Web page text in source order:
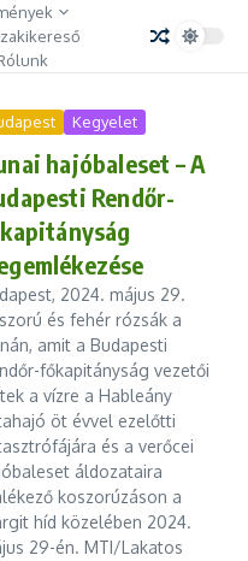
Kegyelet
hajóbaleset – A
Rendőr-
2024. május 29.
és fehér rózsák a
amit a Budapesti
főkapitányság vezetői
a vízre a Hableány
öt évvel ezelőtti
és a verőcei
áldozataira
koszorúzáson a
híd közelében 2024.
29-én. MTI/Lakatos